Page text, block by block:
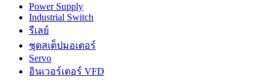
Power Supply
Industrial Switch
รีเลย์
ชุดสเต็ปมอเตอร์
Servo
อินเวอร์เตอร์ VFD